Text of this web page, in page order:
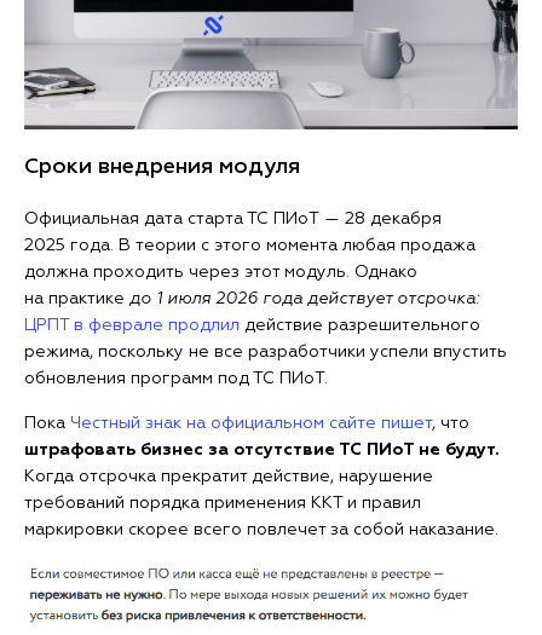
Сроки внедрения модуля
Официальная дата старта ТС ПИоТ — 28 декабря
2025 года. В теории с этого момента любая продажа
должна проходить через этот модуль. Однако
на практике до 1 июля 2026 года действует отсрочка:
ЦРПТ в феврале продлил действие разрешительного
режима, поскольку не все разработчики успели впустить
обновления программ под ТС ПИоТ.
Пока Честный знак на официальном сайте пишет, что
штрафовать бизнес за отсутствие ТС ПИоТ не будут.
Когда отсрочка прекратит действие, нарушение
требований порядка применения ККТ и правил
маркировки скорее всего повлечет за собой наказание.